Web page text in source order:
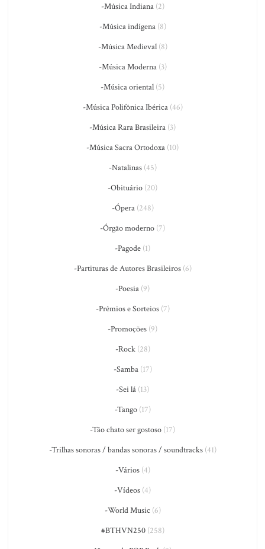
-Música Indiana(2)
-Música indígena(8)
-Música Medieval(8)
-Música Moderna(3)
-Música oriental (5)
-Música Polifônica Ibérica(46)
-Música Rara Brasileira (3)
-Música Sacra Ortodoxa (10)
-Natalinas(45)
-Obituário (20)
-Ópera(248)
-Órgão moderno (7)
-Pagode (1)
-Partituras de Autores Brasileiros(6)
-Poesia (9)
-Prêmios e Sorteios(7)
-Promoções (9)
-Rock(28)
-Samba(17)
-Sei lá (13)
-Tango(17)
-Tão chato ser gostoso (17)
-Trilhas sonoras / bandas sonoras / soundtracks(41)
-Vários(4)
-Vídeos (4)
-World Music (6)
#BTHVN250(258)